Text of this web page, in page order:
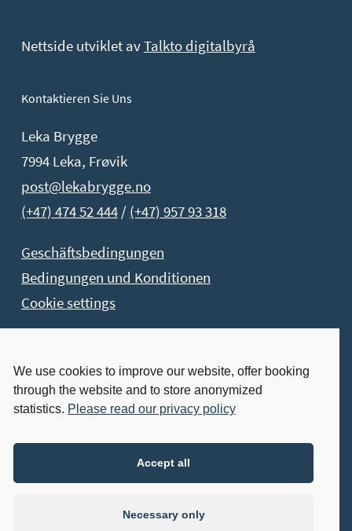
We use cookies to improve our website, offer booking
through the website and to store anonymized
statistics. Please read our privacy policy
Accept all
Necessary only
Nettside utviklet avTalkto digitalbyrå
Kontaktieren Sie Uns
Leka Brygge
7994 Leka, Frøvik
post@lekabrygge.no
(+47) 474 52 444/ (+47) 957 93 318
Geschäftsbedingungen
Bedingungen und Konditionen
Cookie settings
Buchen Sie Jetzt!
Buchen Sie Ihren Aufenthalt jetzt